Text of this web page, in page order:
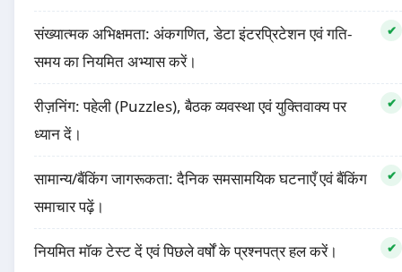
संख्यात्मक अभिक्षमता: अंकगणित, डेटा इंटरप्रिटेशन एवं गति-
समय का नियमित अभ्यास करें।
रीज़निंग: पहेली (Puzzles), बैठक व्यवस्था एवं युक्तिवाक्य पर
ध्यान दें।
सामान्य/बैंकिंग जागरूकता: दैनिक समसामयिक घटनाएँ एवं बैंकिंग
समाचार पढ़ें।
नियमित मॉक टेस्ट दें एवं पिछले वर्षों के प्रश्नपत्र हल करें।